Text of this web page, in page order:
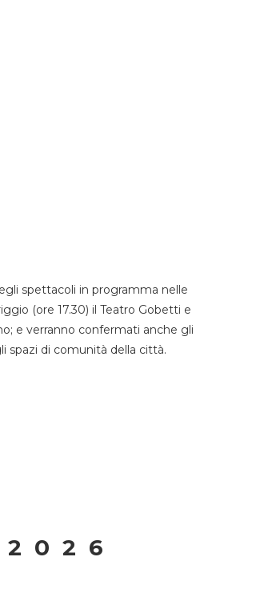
spettacoli in programma nelle
(ore 17.30) il Teatro Gobetti e
e verranno confermati anche gli
spazi di comunità della città.